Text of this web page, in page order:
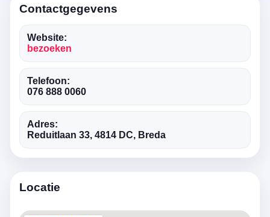
Contactgegevens
Website:
bezoeken
Telefoon:
076 888 0060
Adres:
Reduitlaan 33, 4814 DC, Breda
Locatie